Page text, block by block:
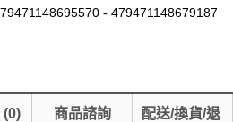
- 479471148679187
(0) 商品諮詢
配送/換貨/退